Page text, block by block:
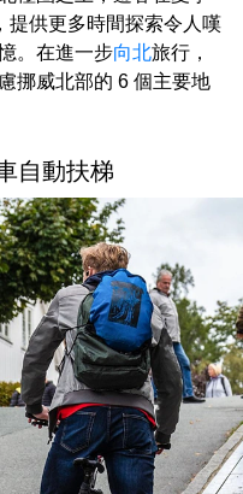
提供更多時間探索令人嘆
。在進一步向北旅行，
挪威北部的 6 個主要地
自動扶梯